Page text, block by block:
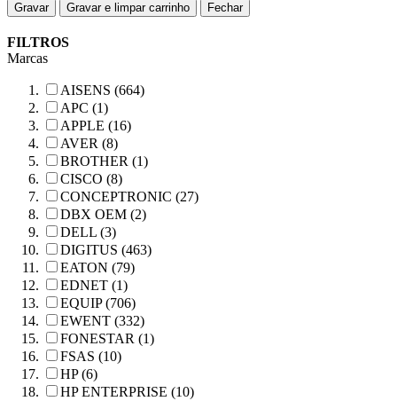
Gravar Gravar e limpar carrinho Fechar
FILTROS
Marcas
AISENS (664)
APC (1)
APPLE (16)
AVER (8)
BROTHER (1)
CISCO (8)
CONCEPTRONIC (27)
DBX OEM (2)
DELL (3)
DIGITUS (463)
EATON (79)
EDNET (1)
EQUIP (706)
EWENT (332)
FONESTAR (1)
FSAS (10)
HP (6)
HP ENTERPRISE (10)